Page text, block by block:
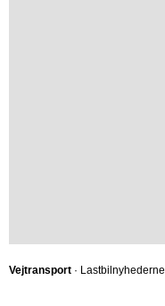
Vejtransport · Lastbilnyhederne